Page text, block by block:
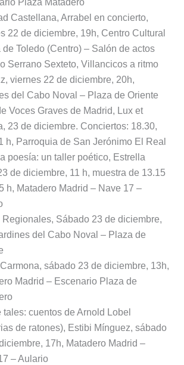
Plaza Matadero
Castellana, Arrabel en concierto,
22 de diciembre, 19h, Centro Cultural
de Toledo (Centro) – Salón de actos
Serrano Sexteto, Villancicos a ritmo
viernes 22 de diciembre, 20h,
del Cabo Noval – Plaza de Oriente
Voces Graves de Madrid, Lux et
23 de diciembre. Conciertos: 18.30,
h, Parroquia de San Jerónimo El Real
poesía: un taller poético, Estrella
de diciembre, 11 h, muestra de 13.15
h, Matadero Madrid – Nave 17 –
Regionales, Sábado 23 de diciembre,
del Cabo Noval – Plaza de
sábado 23 de diciembre, 13h,
Madrid – Escenario Plaza de
tales: cuentos de Arnold Lobel
de ratones), Estibi Mínguez, sábado
17h, Matadero Madrid –
– Aulario